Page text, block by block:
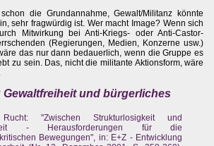
die Grundannahme, Gewalt/Militanz könnte
sehr fragwürdig ist. Wer macht Image? Wenn sich
Mitwirkung bei Anti-Kriegs- oder Anti-Castor-
(Regierungen, Medien, Konzerne usw.)
das nur dann bedauerlich, wenn die Gruppe es
zu sein. Das, nicht die militante Aktionsform, wäre
Gewaltfreiheit und bürgerliches
"Zwischen Strukturlosigkeit und
- Herausforderungen für die
Bewegungen", in: E+Z - Entwicklung